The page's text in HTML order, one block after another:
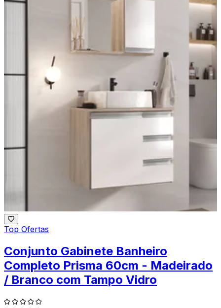
Top Ofertas
Conjunto Gabinete Banheiro
Completo Prisma 60cm - Madeirado
/ Branco com Tampo Vidro